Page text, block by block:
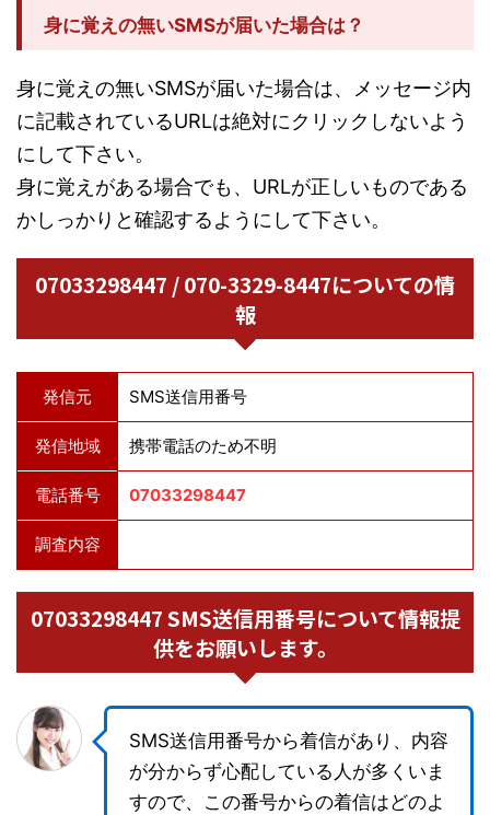
身に覚えの無いSMSが届いた場合は？
身に覚えの無いSMSが届いた場合は、メッセージ内
に記載されているURLは絶対にクリックしないよう
にして下さい。
身に覚えがある場合でも、URLが正しいものである
かしっかりと確認するようにして下さい。
07033298447 / 070-3329-8447についての情
報
発信元 SMS送信用番号
発信地域 携帯電話のため不明
電話番号 07033298447
調査内容
07033298447 SMS送信用番号について情報提
供をお願いします。
SMS送信用番号から着信があり、内容
が分からず心配している人が多くいま
すので、この番号からの着信はどのよ